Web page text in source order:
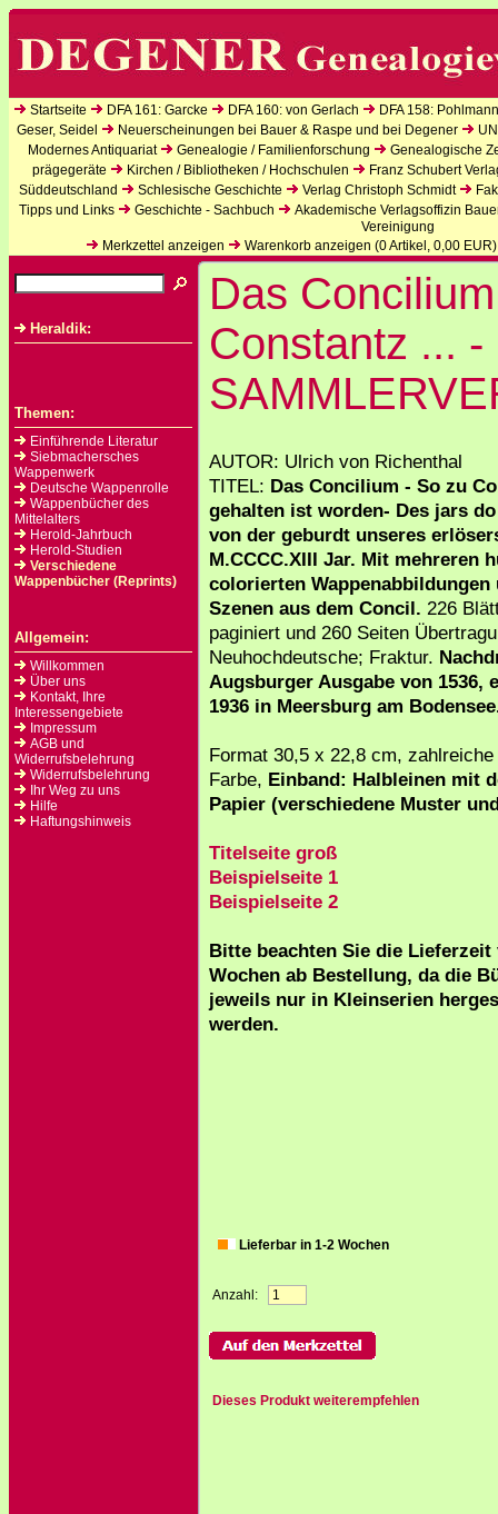
Startseite DFA 161: Garcke DFA 160: von Gerlach
DFA 158:
Geser, Seidel
Neuerscheinungen bei Bauer & Raspe und bei Degener
Modernes Antiquariat
Genealogie / Familienforschung
Genealogische
prägegeräte
Kirchen / Bibliotheken / Hochschulen
Franz Schubert
Süddeutschland
Schlesische Geschichte Verlag Christoph Schmidt
Tipps und Links
Geschichte - Sachbuch
Akademische Verlagsoffizin
Vereinigung
Merkzettel anzeigen
Warenkorb anzeigen (0Artikel, 0,00 EUR)
Heraldik:
Themen:
Einführende Literatur
Siebmachersches
Wappenwerk
Deutsche Wappenrolle
Wappenbücher des
Mittelalters
Herold-Jahrbuch
Herold-Studien
Verschiedene
Wappenbücher (Reprints)
Allgemein:
Willkommen
Über uns
Kontakt, Ihre
Interessengebiete
Impressum
AGB und
Widerrufsbelehrung
Widerrufsbelehrung
Ihr Weg zu uns
Hilfe
Haftungshinweis
Das
Constantz ... -
AUTOR: Ulrich von Richenthal
TITEL: Das Concilium - So zu
gehalten ist worden- Des jars
von der geburdt unseres
M.CCCC.XIII Jar. Mit mehreren
colorierten Wappenabbildungen
Szenen aus dem Concil. 226
paginiert und 260 Seiten
Neuhochdeutsche; Fraktur.
Augsburger Ausgabe von 1536,
1936 in Meersburg am
Format 30,5 x 22,8 cm, zahlreiche
Farbe, Einband: Halbleinen mit
Papier (verschiedene Muster
Titelseite groß
Beispielseite 1
Beispielseite 2
Bitte beachten Sie die Lieferzeit
Wochen ab Bestellung, da die
jeweils nur in Kleinserien
werden.
Lieferbar in 1-2 Wochen
Anzahl:
Dieses Produkt weiterempfehlen